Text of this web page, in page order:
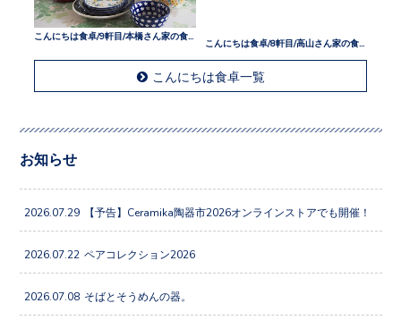
こんにちは食卓/9軒目/本橋さん家の食卓
こんにちは食卓一覧
お知らせ